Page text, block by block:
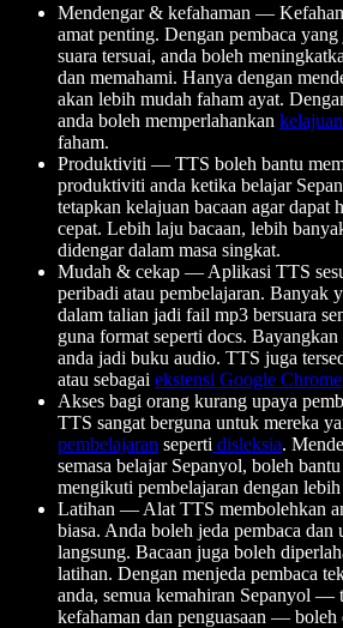
Mendengar & kefahaman —
amat penting. Dengan pembaca
suara tersuai, anda boleh
dan memahami. Hanya dengan
akan lebih mudah faham ayat.
anda boleh memperlahankan
faham.
Produktiviti — TTS boleh bantu
produktiviti anda ketika belajar
tetapkan kelajuan bacaan agar dapat
cepat. Lebih laju bacaan, lebih
didengar dalam masa singkat.
Mudah & cekap — Aplikasi TTS
peribadi atau pembelajaran. Banyak
dalam talian jadi fail mp3 bersuara
guna format seperti docs.
anda jadi buku audio. TTS juga
atau sebagai ekstensi Google Chrome
Akses bagi orang kurang upaya
TTS sangat berguna untuk mereka
pembelajaran seperti disleksia.
semasa belajar Sepanyol, boleh
mengikuti pembelajaran dengan
Latihan — Alat TTS membolehkan
biasa. Anda boleh jeda pembaca dan
langsung. Bacaan juga boleh
latihan. Dengan menjeda pembaca
anda, semua kemahiran Sepanyol —
kefahaman dan penguasaan — boleh